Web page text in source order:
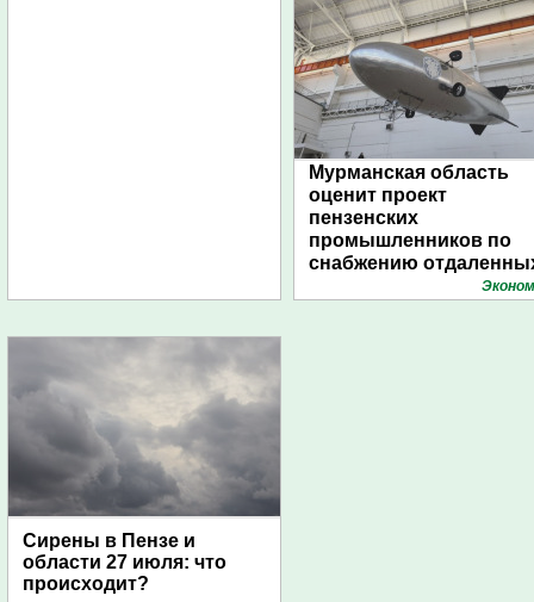
Мурманская область
оценит проект
пензенских
промышленников по
снабжению
поселений с помощью
Сирены в Пензе и
области 27 июля: что
происходит?